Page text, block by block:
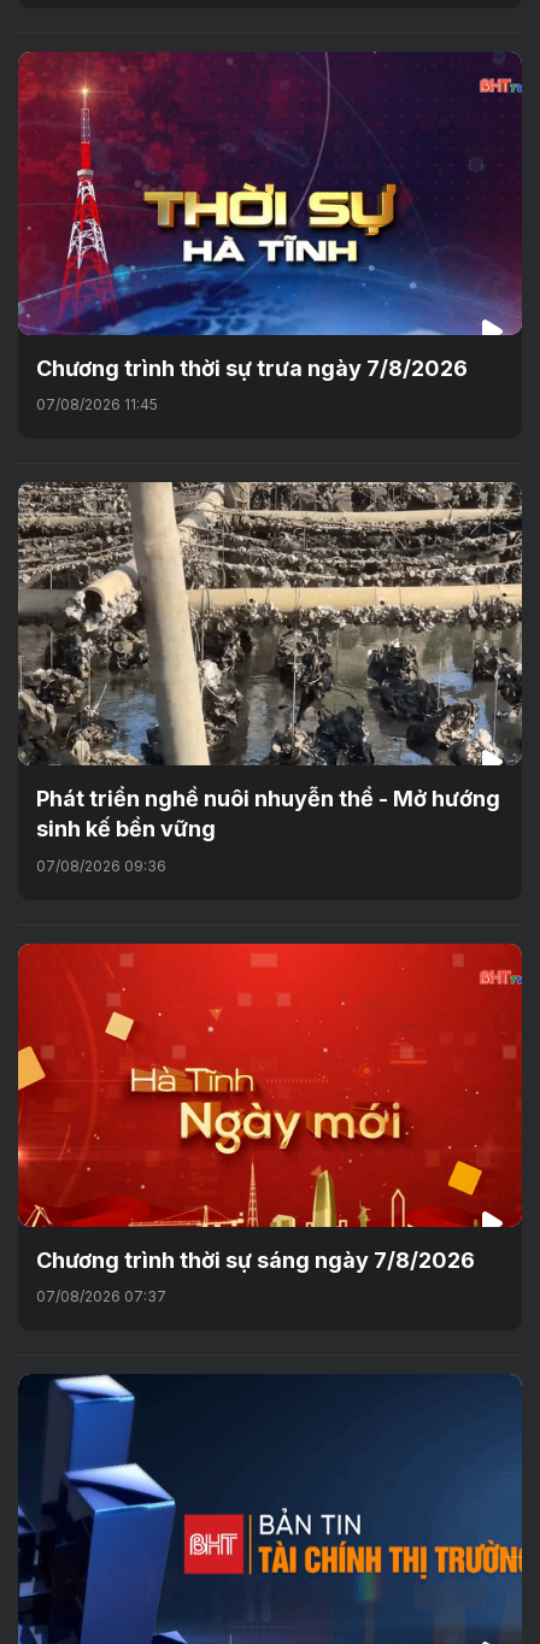
Chương trình thời sự trưa ngày 7/8/2026
07/08/2026 11:45
Phát triển nghề nuôi nhuyễn thể - Mở hướng
sinh kế bền vững
07/08/2026 09:36
Chương trình thời sự sáng ngày 7/8/2026
07/08/2026 07:37